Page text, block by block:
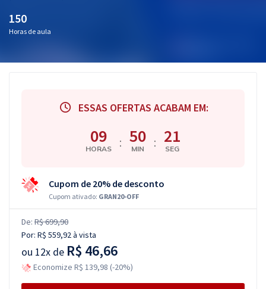
Questões grátis
150
Horas de aula
ESSAS OFERTAS ACABAM EM:
09
HORAS : 50
MIN : 21
SEG
Cupom de 20% de desconto
Cupom ativado: GRAN20-OFF
De: R$ 699,90
Por: R$ 559,92à vista
ou 12x de R$ 46,66
Economize R$ 139,98 (-20%)